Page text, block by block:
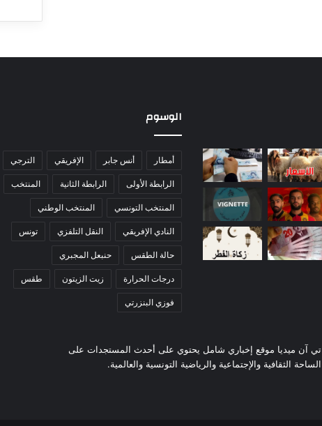
الوسوم
أمطار أنس جابر الإفريقي الترجي
الرابطة الأولى الرابطة الثانية المنتخب
المنتخب التونسي المنتخب الوطني
النادي الإفريقي النقل التلفزي تونس
حالة الطقس حنبعل المجبري
درجات الحرارة زيت الزيتون طقس
فوزي البنزرتي
تي آن ميديا موقع إخباري شامل يحتوي على أحدث المستجدات على
الساحة الثقافية والإجتماعية والرياضية التونسية والعالمية.